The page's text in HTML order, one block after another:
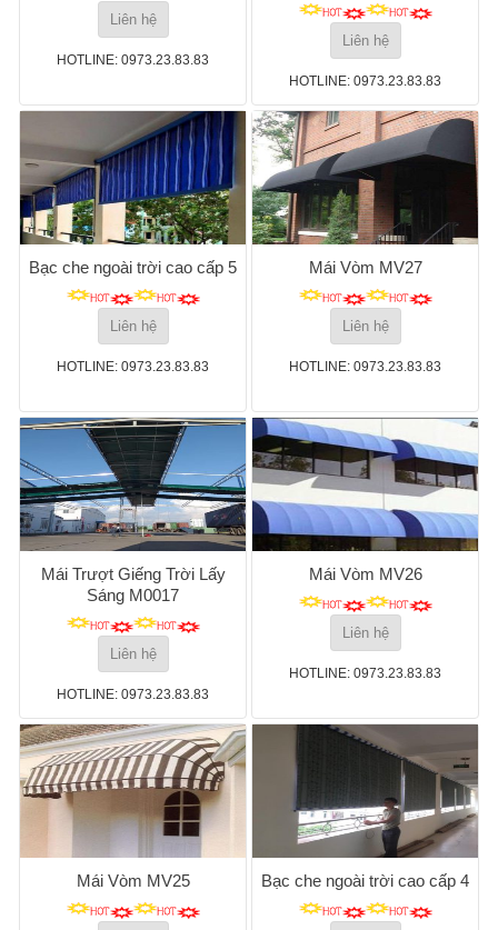
Liên hệ
HOTLINE: 0973.23.83.83
Liên hệ
HOTLINE: 0973.23.83.83
Bạc che ngoài trời cao cấp 5
Liên hệ
HOTLINE: 0973.23.83.83
Mái Vòm MV27
Liên hệ
HOTLINE: 0973.23.83.83
Mái Trượt Giếng Trời Lấy
Sáng M0017
Liên hệ
HOTLINE: 0973.23.83.83
Mái Vòm MV26
Liên hệ
HOTLINE: 0973.23.83.83
Mái Vòm MV25 Bạc che ngoài trời cao cấp 4